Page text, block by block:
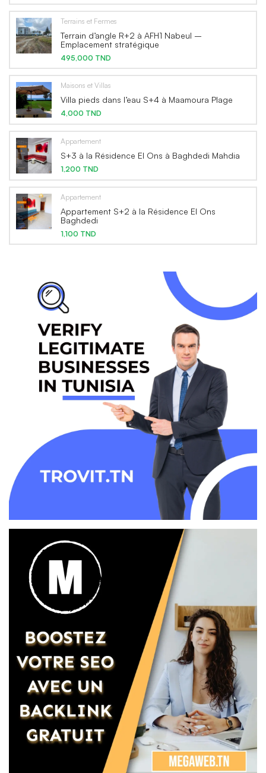
Terrains et Fermes
Terrain d’angle R+2 à AFH1 Nabeul –
Emplacement stratégique
495,000 TND
Maisons et Villas
Villa pieds dans l’eau S+4 à Maamoura Plage
4,000 TND
Appartement
S+3 à la Résidence El Ons à Baghdedi Mahdia
1,200 TND
Appartement
Appartement S+2 à la Résidence El Ons
Baghdedi
1,100 TND